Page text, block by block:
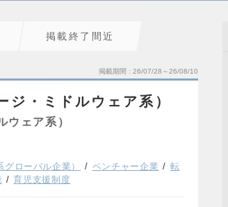
掲載終了間近
掲載期間 26/07/28～26/08/10
ジ・ミドルウェア系）
ウェア系）
ローバル企業） ベンチャー企業
転
育児支援制度